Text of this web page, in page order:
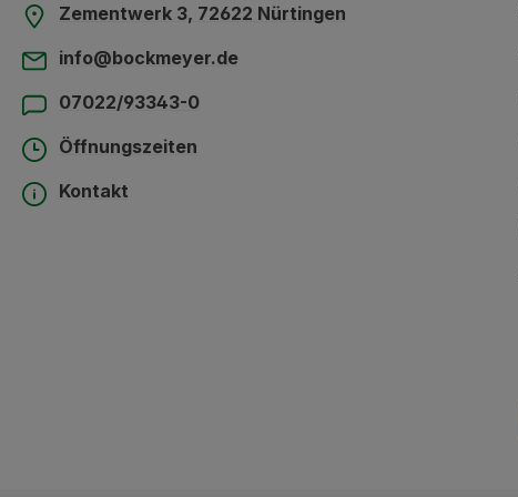
Zementwerk 3, 72622 Nürtingen
info@bockmeyer.de
07022/93343-0
Öffnungszeiten
Kontakt